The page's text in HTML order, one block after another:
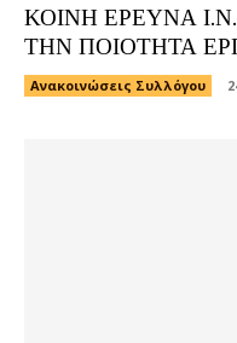
ΚΟΙΝΗ ΕΡΕΥΝΑ
ΤΗΝ ΠΟΙΟΤΗΤΑ
Ανακοινώσεις Συλλόγου